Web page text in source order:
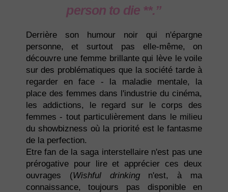
person to die **.”
Derrière son humour noir qui n'épargne
personne, et surtout pas elle-même, on
découvre une femme brillante qui lève le voile
sur des problématiques que la société tarde à
regarder en face - la maladie mentale, la
place des femmes dans l'industrie du cinéma,
les addictions, le regard sur le corps des
femmes - tout particulièrement dans le milieu
du showbizness où la priorité est le fantasme
de la perfection.
Etre fan de la saga interstellaire n'est pas une
prérogative pour lire et apprécier ces deux
ouvrages (Wishful drinkingn'est, à ma
connaissance, toujours pas disponible en